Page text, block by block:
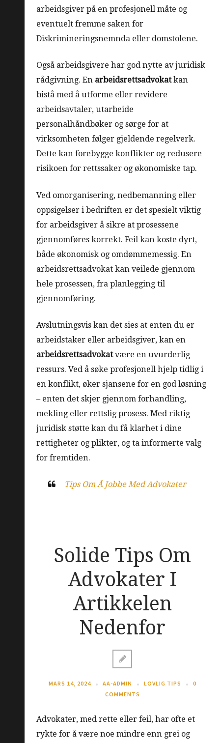
arbeidsgiver på en profesjonell måte og
eventuelt fremme saken for
Diskrimineringsnemnda eller domstolene.
Også arbeidsgivere har god nytte av juridisk
rådgivning. En arbeidsrettsadvokatkan
bistå med å utforme eller revidere
arbeidsavtaler, utarbeide
personalhåndbøker og sørge for at
virksomheten følger gjeldende regelverk.
Dette kan forebygge konflikter og redusere
risikoen for rettssaker og økonomiske tap.
Ved omorganisering, nedbemanning eller
oppsigelser i bedriften er det spesielt viktig
for arbeidsgiver å sikre at prosessene
gjennomføres korrekt. Feil kan koste dyrt,
både økonomisk og omdømmemessig. En
arbeidsrettsadvokat kan veilede gjennom
hele prosessen, fra planlegging til
gjennomføring.
Avslutningsvis kan det sies at enten du er
arbeidstaker eller arbeidsgiver, kan en
arbeidsrettsadvokatvære en uvurderlig
ressurs. Ved å søke profesjonell hjelp tidlig i
en konflikt, øker sjansene for en god løsning
– enten det skjer gjennom forhandling,
mekling eller rettslig prosess. Med riktig
juridisk støtte kan du få klarhet i dine
rettigheter og plikter, og ta informerte valg
for fremtiden.
Tips Om Å Jobbe Med Advokater
Solide Tips Om
Advokater I
Artikkelen
Nedenfor
MARS 14, 2024 AA-ADMIN LOVLIG TIPS
0
COMMENTS
Advokater, med rette eller feil, har ofte et
rykte for å være noe mindre enn grei og